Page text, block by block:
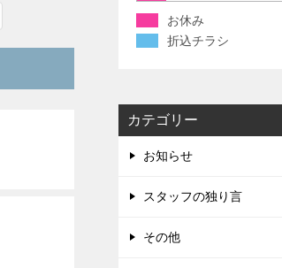
お休み
折込チラシ
カテゴリー
お知らせ
スタッフの独り言
その他